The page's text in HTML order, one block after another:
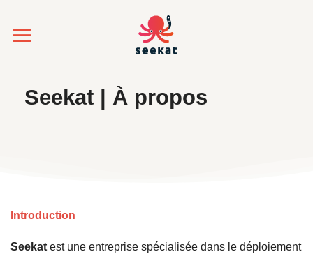
contenu
Seekat | À propos
Introduction
Seekatest une entreprise spécialisée dans le déploiement